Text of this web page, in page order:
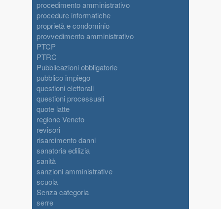
procedimento amministrativo
procedure informatiche
proprietà e condominio
provvedimento amministrativo
PTCP
PTRC
Pubblicazioni obbligatorie
pubblico impiego
questioni elettorali
questioni processuali
quote latte
regione Veneto
revisori
risarcimento danni
sanatoria edilizia
sanità
sanzioni amministrative
scuola
Senza categoria
serre